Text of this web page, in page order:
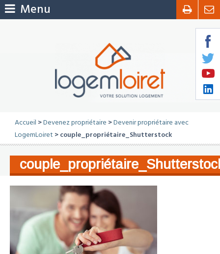
Menu
Accueil >Devenez propriétaire >Devenir propriétaire avec
LogemLoiret > couple_propriétaire_Shutterstock